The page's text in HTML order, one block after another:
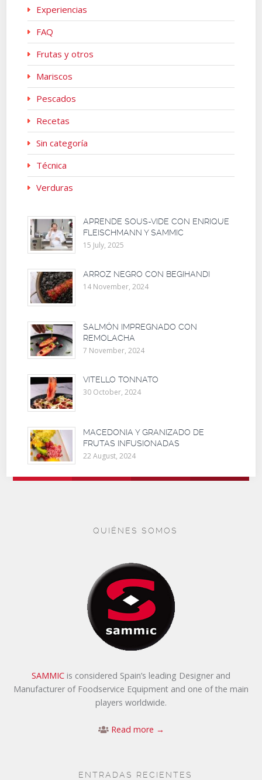
Experiencias
FAQ
Frutas y otros
Mariscos
Pescados
Recetas
Sin categoría
Técnica
Verduras
APRENDE SOUS-VIDE CON ENRIQUE
FLEISCHMANN Y SAMMIC
15 July, 2025
ARROZ NEGRO CON BEGIHANDI
14 November, 2024
SALMÓN IMPREGNADO CON
REMOLACHA
7 November, 2024
VITELLO TONNATO
30 October, 2024
MACEDONIA Y GRANIZADO DE
FRUTAS INFUSIONADAS
22 August, 2024
QUIÉNES SOMOS
SAMMIC is considered Spain’s leading Designer and
Manufacturer of Foodservice Equipment and one of the main
players worldwide.
Read more →
ENTRADAS RECIENTES